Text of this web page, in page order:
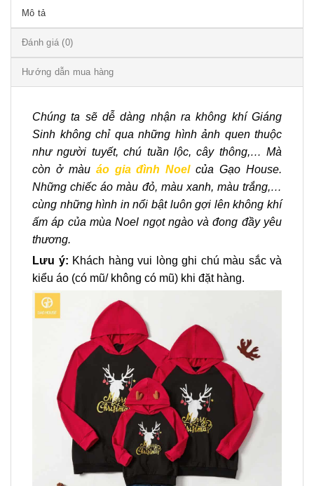
Mô tả
Đánh giá (0)
Hướng dẫn mua hàng
Chúng ta sẽ dễ dàng nhận ra không khí Giáng
Sinh không chỉ qua những hình ảnh quen thuộc
như người tuyết, chú tuần lộc, cây thông,… Mà
còn ở màu áo gia đình Noelcủa Gạo House.
Những chiếc áo màu đỏ, màu xanh, màu trắng,…
cùng những hình in nổi bật luôn gợi lên không khí
ấm áp của mùa Noel ngọt ngào và đong đầy yêu
thương.
Lưu ý: Khách hàng vui lòng ghi chú màu sắc và
kiểu áo (có mũ/ không có mũ) khi đặt hàng.